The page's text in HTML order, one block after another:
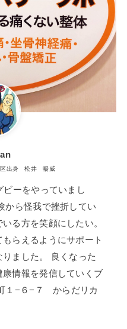
区出身 松井 暢威
ーをやっていまし
から怪我で挫折してい
る方を笑顔にしたい。
らえるようにサポート
ました。 良くなった
情報を発信していくブ
１−６−７ からだリカ